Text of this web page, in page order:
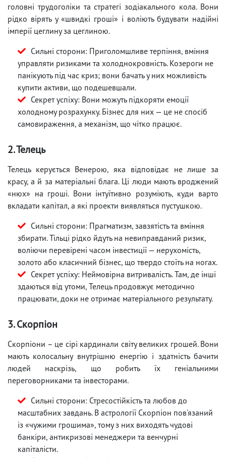
головні трудоголіки та стратегі зодіакального кола. Вони
рідко вірять у «швидкі гроші» і воліють будувати надійні
імперії цеглину за цеглиною.
Сильні сторони: Приголомшливе терпіння, вміння
управляти ризиками та холоднокровність. Козероги не
панікують під час криз; вони бачать у них можливість
купити активи, що подешевшали.
Секрет успіху: Вони можуть підкоряти емоції
холодному розрахунку. Бізнес для них — це не спосіб
самовираження, а механізм, що чітко працює.
2. Телець
Телець керується Венерою, яка відповідає не лише за
красу, а й за матеріальні блага. Ці люди мають вроджений
«нюх» на гроші. Вони інтуїтивно розуміють, куди варто
вкладати капітал, а які проекти виявляться пустушкою.
Сильні сторони: Прагматизм, завзятість та вміння
збирати. Тільці рідко йдуть на невиправданий ризик,
воліючи перевірені часом інвестиції — нерухомість,
золото або класичний бізнес, що твердо стоїть на ногах.
Секрет успіху: Неймовірна витривалість. Там, де інші
здаються від утоми, Телець продовжує методично
працювати, доки не отримає матеріального результату.
3. Скорпіон
Скорпіони – це сірі кардинали світу великих грошей. Вони
мають колосальну внутрішню енергію і здатність бачити
людей наскрізь, що робить їх геніальними
переговорниками та інвесторами.
Сильні сторони: Стресостійкість та любов до
масштабних завдань. В астрології Скорпіон пов'язаний
із «чужими грошима», тому з них виходять чудові
банкіри, антикризові менеджери та венчурні
капіталісти.